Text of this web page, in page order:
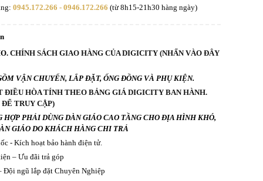
0945.172.266 - 0946.172.266 (từ 8h15-21h30 hàng ngày)
CHÍNH SÁCH GIAO HÀNG CỦA DIGICITY (NHẤN VÀO ĐÂY
VẬN CHUYỂN, LẮP ĐẶT, ỐNG ĐỒNG VÀ PHỤ KIỆN.
ĐIỀU HÒA TÍNH THEO BẢNG GIÁ DIGICITY BAN HÀNH.
TRUY CẬP)
HỢP PHẢI DÙNG DÀN GIÁO CAO TẦNG CHO ĐỊA HÌNH KHÓ,
GIÁO DO KHÁCH HÀNG CHI TRẢ
- Kích hoạt bảo hành điện tử.
– Ưu đãi trả góp
Đội ngũ lắp đặt Chuyên Nghiệp